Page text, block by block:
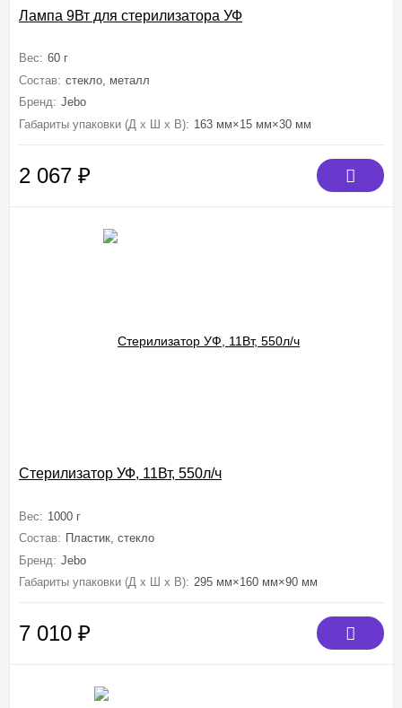
Лампа 9Вт для стерилизатора УФ
Вес: 60 г
Состав: стекло, металл
Бренд: Jebo
Габариты упаковки (Д х Ш х В): 163 мм×15 мм×30 мм
2 067 ₽
Стерилизатор УФ, 11Вт, 550л/ч
Вес: 1000 г
Состав: Пластик, стекло
Бренд: Jebo
Габариты упаковки (Д х Ш х В): 295 мм×160 мм×90 мм
7 010 ₽